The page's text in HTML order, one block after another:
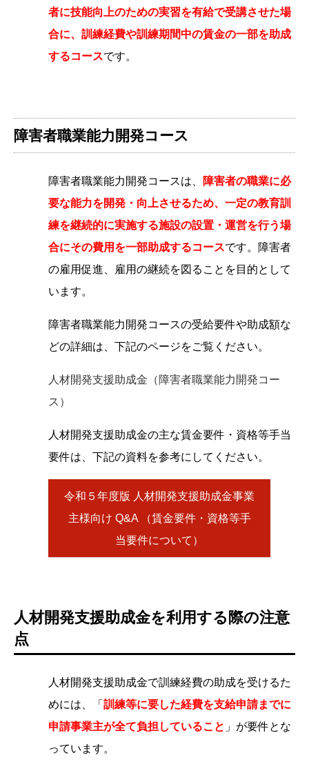
者に技能向上のための実習を有給で受講させた場
合に、訓練経費や訓練期間中の賃金の一部を助成
するコースです。
障害者職業能力開発コース
障害者職業能力開発コースは、
障害者の職業に必
要な能力を開発・向上させるため、一定の教育訓
練を継続的に実施する施設の設置・運営を行う場
合にその費用を一部助成するコースです。障害者
の雇用促進、雇用の継続を図ることを目的として
います。
障害者職業能力開発コースの受給要件や助成額な
どの詳細は、下記のページをご覧ください。
人材開発支援助成金（障害者職業能力開発コー
ス）
人材開発支援助成金の主な賃金要件・資格等手当
要件は、下記の資料を参考にしてください。
令和５年度版 人材開発支援助成金事業
主様向け Q&A （賃金要件・資格等手
当要件について）
人材開発支援助成金を利用する際の注意
点
人材開発支援助成金で訓練経費の助成を受けるた
めには、「 訓練等に要した経費を支給申請までに
申請事業主が全て負担していること 」が要件とな
っています。